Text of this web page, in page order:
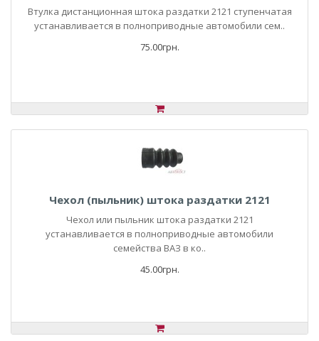
Втулка дистанционная штока раздатки 2121 ступенчатая
устанавливается в полноприводные автомобили сем..
75.00грн.
Чехол (пыльник) штока раздатки 2121
Чехол или пыльник штока раздатки 2121
устанавливается в полноприводные автомобили
семейства ВАЗ в ко..
45.00грн.